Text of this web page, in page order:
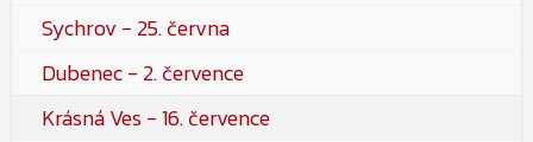
Sychrov - 25. června
Dubenec - 2. července
Krásná Ves - 16. července